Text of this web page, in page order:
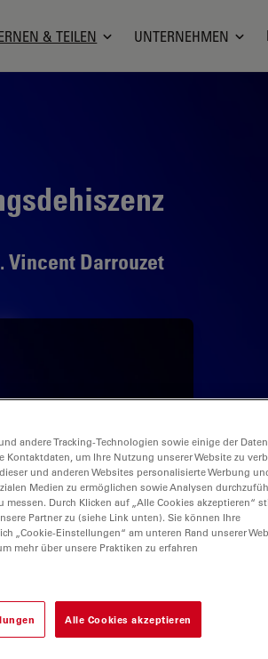
& TEILEN UNTERNEHMEN
Vincent Darrouzet
andere Tracking-Technologien sowie einige der
Kontaktdaten, um Ihre Nutzung unserer Website zu
und anderen Websites personalisierte Werbung
Medien zu ermöglichen sowie Analysen
Durch Klicken auf „Alle Cookies akzeptieren“
Partner zu (siehe Link unten). Sie können Ihre
„Cookie-Einstellungen“ am unteren Rand unserer
mehr über unsere Praktiken zu erfahren
Alle Cookies akzeptieren